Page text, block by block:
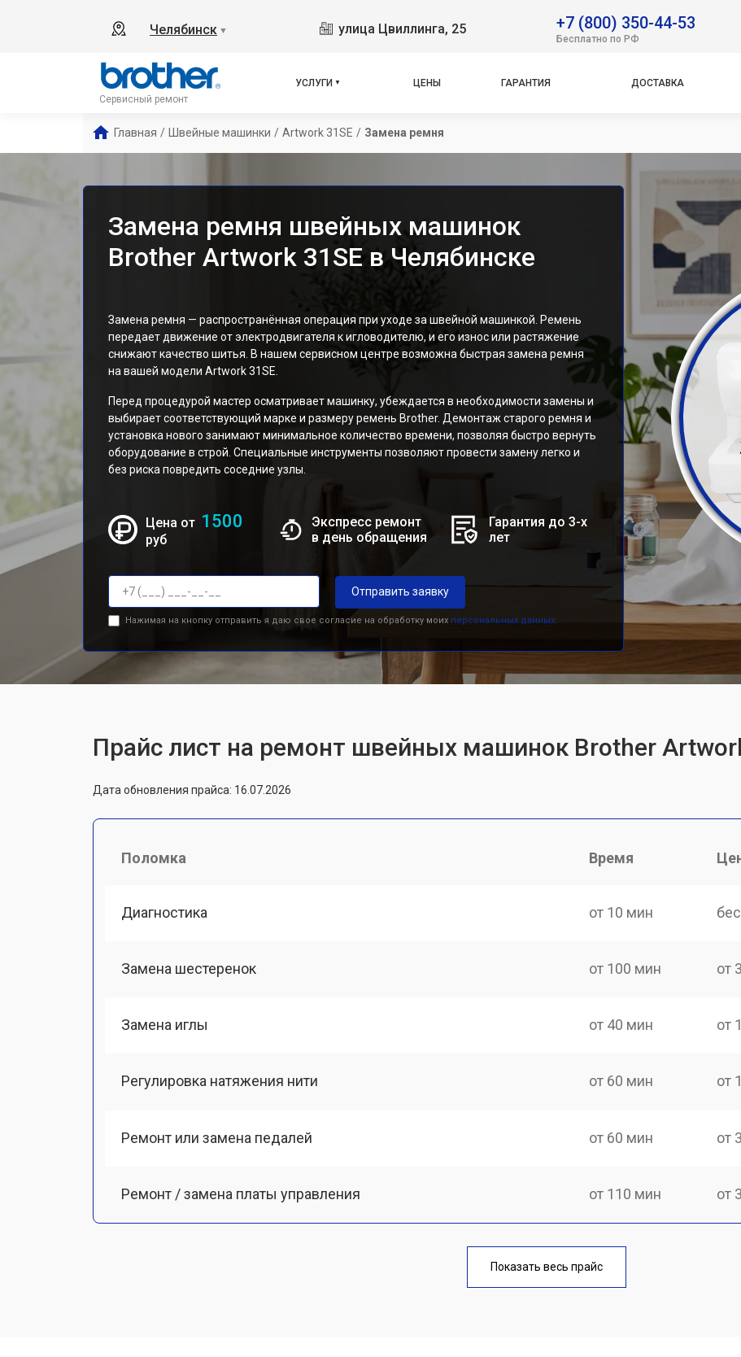
Челябинск ▼ улица Цвиллинга, 25 +7 (800) 350-44-53
Бесплатно по РФ
Сервисный ремонт
УСЛУГИ ЦЕНЫ ГАРАНТИЯ ДОСТАВКА
Главная / Швейные машинки / Artwork 31SE / Замена ремня
Замена ремня швейных машинок
Brother Artwork 31SE в Челябинске
Замена ремня — распространённая операция при уходе за швейной машинкой. Ремень
передает движение от электродвигателя к игловодителю, и его износ или растяжение
снижают качество шитья. В нашем сервисном центре возможна быстрая замена ремня
на вашей модели Artwork 31SE.
Перед процедурой мастер осматривает машинку, убеждается в необходимости замены и
выбирает соответствующий марке и размеру ремень Brother. Демонтаж старого ремня и
установка нового занимают минимальное количество времени, позволяя быстро вернуть
оборудование в строй. Специальные инструменты позволяют провести замену легко и
без риска повредить соседние узлы.
Цена от 1500
руб
Экспресс ремонт
в день обращения
Гарантия до 3-х
лет
Отправить заявку
Нажимая на кнопку отправить я даю свое согласие на обработку моих персональных данных.
Прайс лист на ремонт швейных машинок Brother
Дата обновления прайса: 16.07.2026
Поломка Время
Диагностика от 10 мин
Замена шестеренок от 100 мин от
Замена иглы от 40 мин от
Регулировка натяжения нити от 60 мин от
Ремонт или замена педалей от 60 мин от
Ремонт / замена платы управления от 110 мин от
от 70 мин
Показать весь прайс